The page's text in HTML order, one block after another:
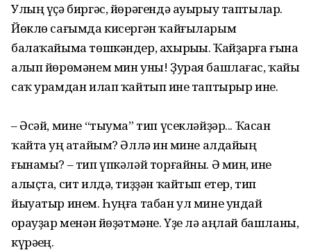
Улың үҫә биргәс, йөрәгендә ауырыу таптылар.
Йөклө сағымда кисергән ҡайғыларым
балаҡайыма төшкәндер, ахырыһы. Ҡайҙарға ғына
алып йөрөмәнем мин уны! Ҙурая башлағас, ҡайһы
саҡ урамдан илап ҡайтып һине таптырыр ине.
– Әсәй, мине “тыума” тип үсекләйҙәр... Ҡасан
ҡайта һуң атайым? Әллә һин мине алдайың
ғынамы? – тип үпкәләй торғайны. Ә мин, һине
алыҫта, сит илдә, тиҙҙән ҡайтып етер, тип
йыуатыр инем. Һуңға табан ул мине ундай
һорауҙар менән йөҙәтмәне. Үҙе лә аңлай башланы,
күрәһең.